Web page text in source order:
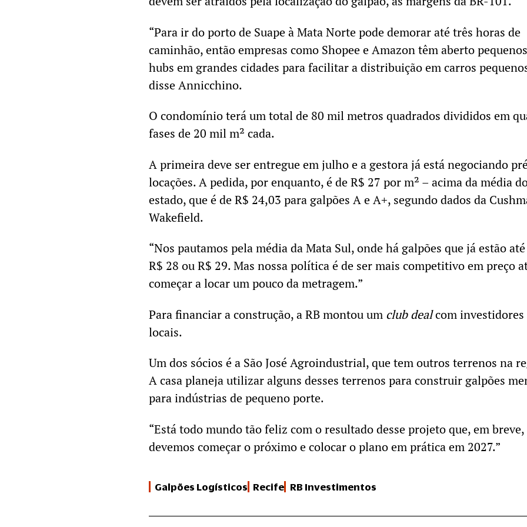
“Para ir do porto de Suape à Mata Norte pode demorar até três horas de
caminhão, então empresas como Shopee e Amazon têm aberto pequenos
hubs em grandes cidades para facilitar a distribuição em carros
disse Annicchino.
O condomínio terá um total de 80 mil metros quadrados divididos em
fases de 20 mil m² cada.
A primeira deve ser entregue em julho e a gestora já está negociando
locações. A pedida, por enquanto, é de R$ 27 por m² – acima da média
estado, que é de R$ 24,03 para galpões A e A+, segundo dados da
Wakefield.
“Nos pautamos pela média da Mata Sul, onde há galpões que já estão
R$ 28 ou R$ 29. Mas nossa política é de ser mais competitivo em preço
começar a locar um pouco da metragem.”
Para financiar a construção, a RB montou um club dealcom investidores
locais.
Um dos sócios é a São José Agroindustrial, que tem outros terrenos na
A casa planeja utilizar alguns desses terrenos para construir galpões
para indústrias de pequeno porte.
“Está todo mundo tão feliz com o resultado desse projeto que, em breve,
devemos começar o próximo e colocar o plano em prática em 2027.”
Galpões Logísticos Recife RB Investimentos